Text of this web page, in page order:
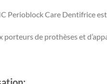
Perioblock Care Dentifrice
porteurs de prothèses et